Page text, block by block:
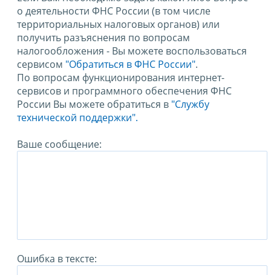
о деятельности ФНС России (в том числе
территориальных налоговых органов) или
получить разъяснения по вопросам
налогообложения - Вы можете воспользоваться
сервисом "Обратиться в ФНС России".
По вопросам функционирования интернет-
сервисов и программного обеспечения ФНС
России Вы можете обратиться в "Службу
технической поддержки".
Ваше сообщение:
Ошибка в тексте: